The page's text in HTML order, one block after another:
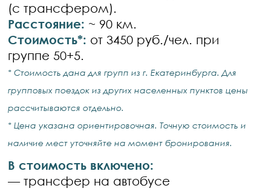
(с трансфером).
Расстояние: ~ 90 км.
Стоимость*: от 3450 руб./чел. при
группе 50+5.
* Стоимость дана для групп из г. Екатеринбурга. Для
групповых поездок из других населенных пунктов цены
рассчитываются отдельно.
* Цена указана ориентировочная. Точную стоимость и
наличие мест уточняйте на момент бронирования.
В стоимость включено:
— трансфер на автобусе